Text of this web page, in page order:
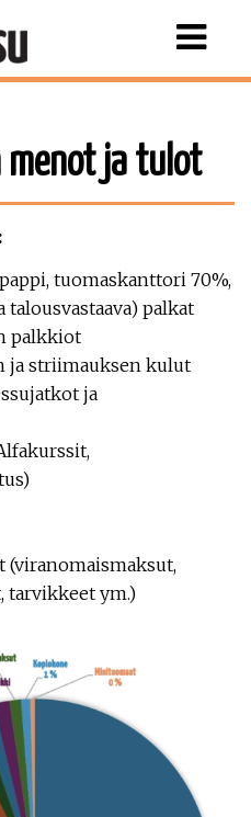
Näytä
menot ja tulot
tuomaskanttori 70%,
palkat
palkkiot
ja striimauksen kulut
ja
tarvikkeet ym.)